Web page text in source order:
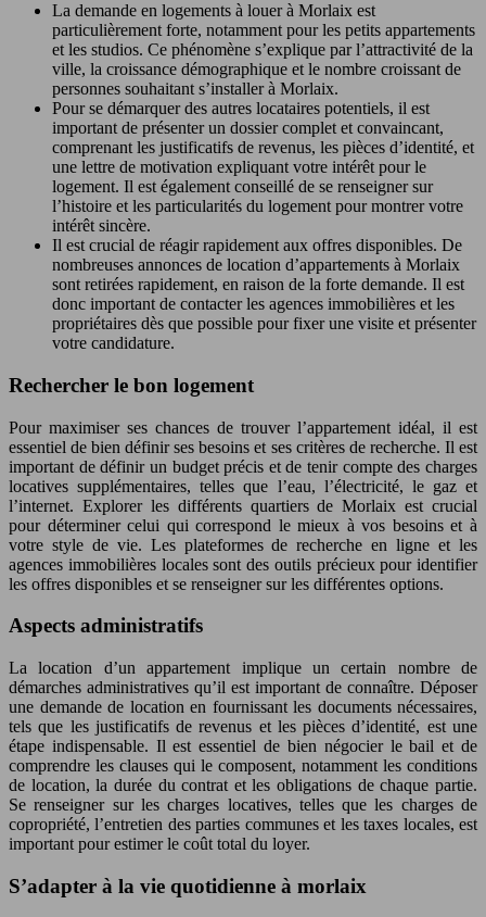
La demande en logements à louer à Morlaix est
particulièrement forte, notamment pour les petits appartements
et les studios. Ce phénomène s’explique par l’attractivité de la
ville, la croissance démographique et le nombre croissant de
personnes souhaitant s’installer à Morlaix.
Pour se démarquer des autres locataires potentiels, il est
important de présenter un dossier complet et convaincant,
comprenant les justificatifs de revenus, les pièces d’identité, et
une lettre de motivation expliquant votre intérêt pour le
logement. Il est également conseillé de se renseigner sur
l’histoire et les particularités du logement pour montrer votre
intérêt sincère.
Il est crucial de réagir rapidement aux offres disponibles. De
nombreuses annonces de location d’appartements à Morlaix
sont retirées rapidement, en raison de la forte demande. Il est
donc important de contacter les agences immobilières et les
propriétaires dès que possible pour fixer une visite et présenter
votre candidature.
Rechercher le bon logement
Pour maximiser ses chances de trouver l’appartement idéal, il est
essentiel de bien définir ses besoins et ses critères de recherche. Il est
important de définir un budget précis et de tenir compte des charges
locatives supplémentaires, telles que l’eau, l’électricité, le gaz et
l’internet. Explorer les différents quartiers de Morlaix est crucial
pour déterminer celui qui correspond le mieux à vos besoins et à
votre style de vie. Les plateformes de recherche en ligne et les
agences immobilières locales sont des outils précieux pour identifier
les offres disponibles et se renseigner sur les différentes options.
Aspects administratifs
La location d’un appartement implique un certain nombre de
démarches administratives qu’il est important de connaître. Déposer
une demande de location en fournissant les documents nécessaires,
tels que les justificatifs de revenus et les pièces d’identité, est une
étape indispensable. Il est essentiel de bien négocier le bail et de
comprendre les clauses qui le composent, notamment les conditions
de location, la durée du contrat et les obligations de chaque partie.
Se renseigner sur les charges locatives, telles que les charges de
copropriété, l’entretien des parties communes et les taxes locales, est
important pour estimer le coût total du loyer.
S’adapter à la vie quotidienne à morlaix